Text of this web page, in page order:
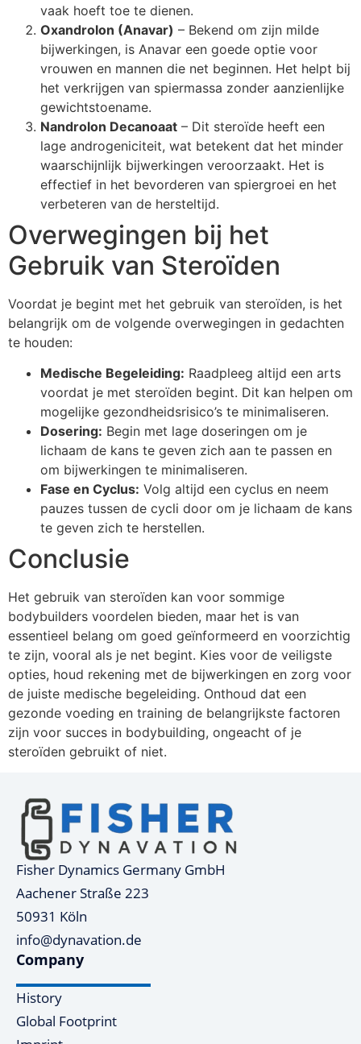
vaak hoeft toe te dienen.
Oxandrolon (Anavar) – Bekend om zijn milde
bijwerkingen, is Anavar een goede optie voor
vrouwen en mannen die net beginnen. Het helpt bij
het verkrijgen van spiermassa zonder aanzienlijke
gewichtstoename.
Nandrolon Decanoaat – Dit steroïde heeft een
lage androgeniciteit, wat betekent dat het minder
waarschijnlijk bijwerkingen veroorzaakt. Het is
effectief in het bevorderen van spiergroei en het
verbeteren van de hersteltijd.
Overwegingen bij het
Gebruik van Steroïden
Voordat je begint met het gebruik van steroïden, is het
belangrijk om de volgende overwegingen in gedachten
te houden:
Medische Begeleiding: Raadpleeg altijd een arts
voordat je met steroïden begint. Dit kan helpen om
mogelijke gezondheidsrisico’s te minimaliseren.
Dosering: Begin met lage doseringen om je
lichaam de kans te geven zich aan te passen en
om bijwerkingen te minimaliseren.
Fase en Cyclus: Volg altijd een cyclus en neem
pauzes tussen de cycli door om je lichaam de kans
te geven zich te herstellen.
Conclusie
Het gebruik van steroïden kan voor sommige
bodybuilders voordelen bieden, maar het is van
essentieel belang om goed geïnformeerd en voorzichtig
te zijn, vooral als je net begint. Kies voor de veiligste
opties, houd rekening met de bijwerkingen en zorg voor
de juiste medische begeleiding. Onthoud dat een
gezonde voeding en training de belangrijkste factoren
zijn voor succes in bodybuilding, ongeacht of je
steroïden gebruikt of niet.
Fisher Dynamics Germany GmbH
Aachener Straße 223
50931 Köln
info@dynavation.de
Company
History
Global Footprint